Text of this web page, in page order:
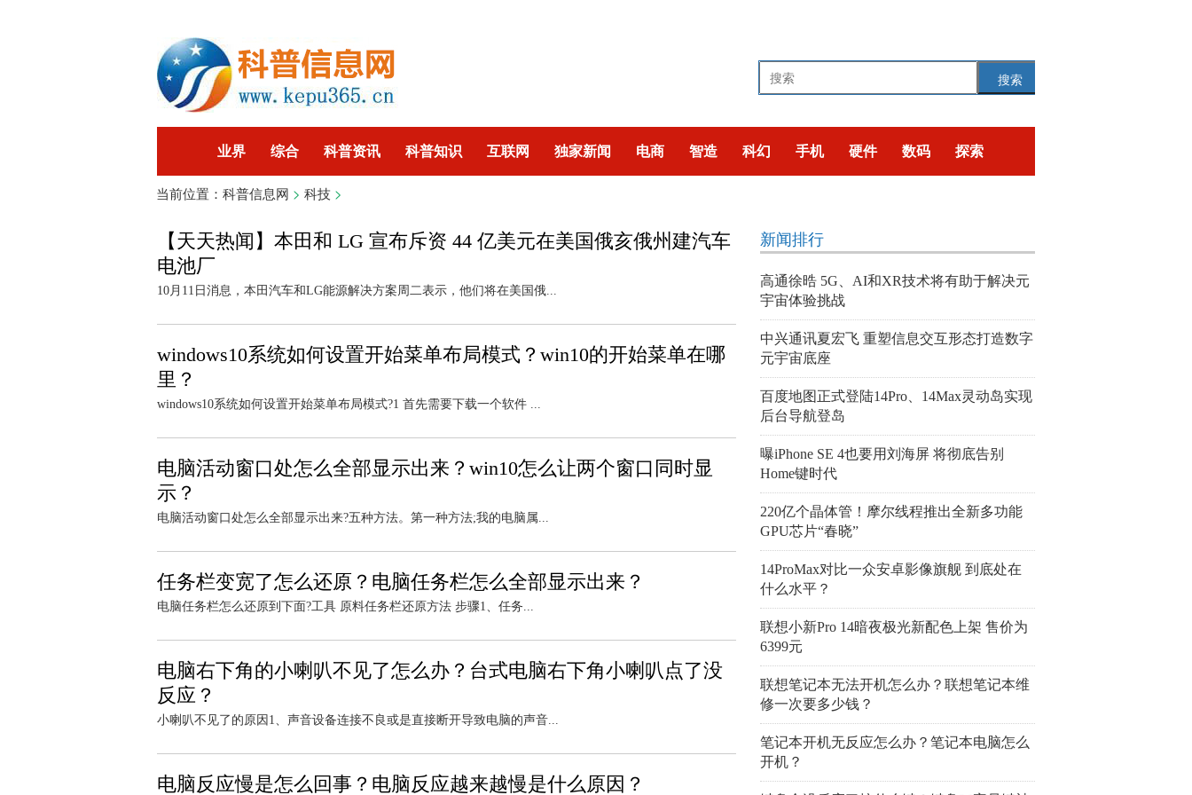
搜索
业界 综合 科普资讯 科普知识 互联网 独家新闻 电商 智造 科幻 手机 硬件 数码 探索
智能 企业 游戏
当前位置： 科普信息网 > 科技 >
【天天热闻】本田和 LG 宣布斥资 44 亿美元在美国俄亥俄州建汽车
电池厂
10月11日消息，本田汽车和LG能源解决方案周二表示，他们将在美国俄...
windows10系统如何设置开始菜单布局模式？win10的开始菜单在哪
里？
windows10系统如何设置开始菜单布局模式?1 首先需要下载一个软件 ...
电脑活动窗口处怎么全部显示出来？win10怎么让两个窗口同时显
示？
电脑活动窗口处怎么全部显示出来?五种方法。第一种方法;我的电脑属...
任务栏变宽了怎么还原？电脑任务栏怎么全部显示出来？
电脑任务栏怎么还原到下面?工具 原料任务栏还原方法 步骤1、任务...
电脑右下角的小喇叭不见了怎么办？台式电脑右下角小喇叭点了没
反应？
小喇叭不见了的原因1、声音设备连接不良或是直接断开导致电脑的声音...
电脑反应慢是怎么回事？电脑反应越来越慢是什么原因？
新闻排行
高通徐晧 5G、AI和XR技术将有助于解决元
宇宙体验挑战
中兴通讯夏宏飞 重塑信息交互形态打造数字
元宇宙底座
百度地图正式登陆14Pro、14Max灵动岛实现
后台导航登岛
曝iPhone SE 4也要用刘海屏 将彻底告别
Home键时代
220亿个晶体管！摩尔线程推出全新多功能
GPU芯片“春晓”
14ProMax对比一众安卓影像旗舰 到底处在
什么水平？
联想小新Pro 14暗夜极光新配色上架 售价为
6399元
联想笔记本无法开机怎么办？联想笔记本维
修一次要多少钱？
笔记本开机无反应怎么办？笔记本电脑怎么
开机？